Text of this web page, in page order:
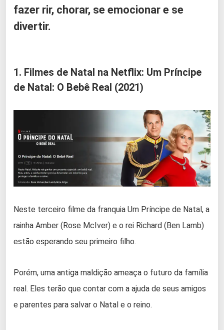
fazer rir, chorar, se emocionar e se
divertir.
1. Filmes de Natal na Netflix: Um Príncipe
de Natal: O Bebê Real (2021)
Neste terceiro filme da franquia Um Príncipe de Natal, a
rainha Amber (Rose McIver) e o rei Richard (Ben Lamb)
estão esperando seu primeiro filho.
Porém, uma antiga maldição ameaça o futuro da família
real. Eles terão que contar com a ajuda de seus amigos
e parentes para salvar o Natal e o reino.